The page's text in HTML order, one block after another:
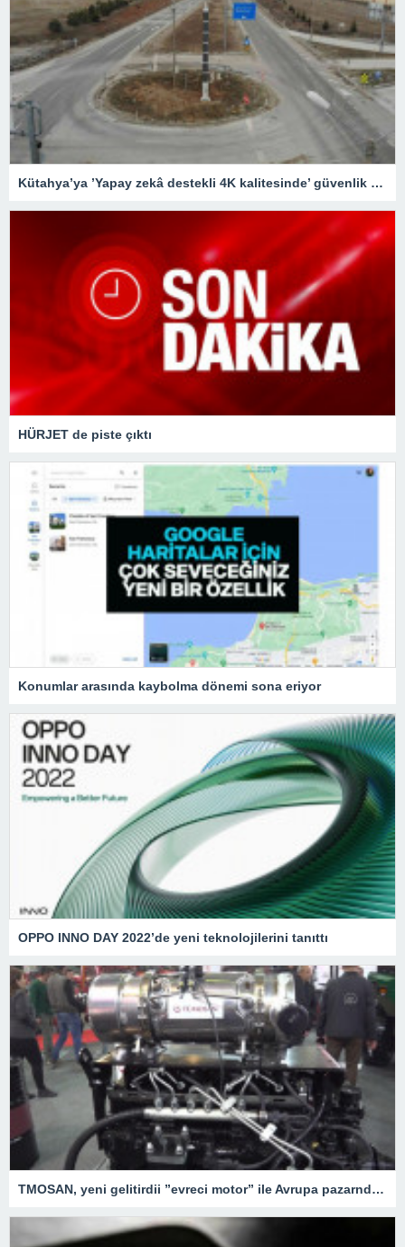
Kütahya’ya ’Yapay zekâ destekli 4K kalitesinde’ güvenlik kameraları
HÜRJET de piste çıktı
Konumlar arasında kaybolma dönemi sona eriyor
OPPO INNO DAY 2022’de yeni teknolojilerini tanıttı
TMOSAN, yeni gelitirdii ”evreci motor” ile Avrupa pazarnda hzla bymeyi hedefliyor